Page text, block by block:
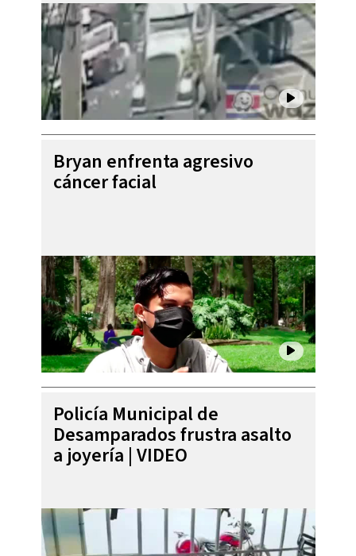
Bryan enfrenta agresivo
cáncer facial
Policía Municipal de
Desamparados frustra asalto
a joyería | VIDEO